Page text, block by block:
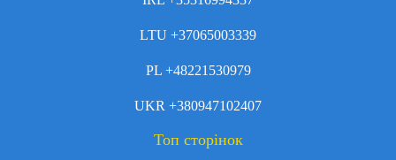
LTU +37065003339
PL +48221530979
UKR +380947102407
Топ сторінок